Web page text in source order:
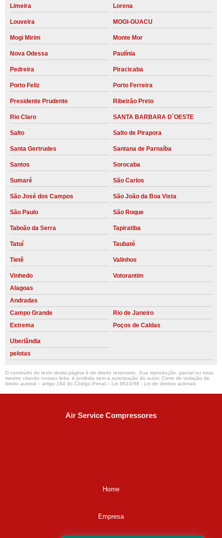
Limeira Lorena
Louveira MOGI-GUACU
Mogi Mirim Monte Mor
Nova Odessa Paulínia
Pedreira Piracicaba
Porto Feliz Porto Ferreira
Presidente Prudente Ribeirão Preto
Rio Claro SANTA BARBARA D´OESTE
Salto Salto de Pirapora
Santa Gertrudes Santana de Parnaíba
Santos Sorocaba
Sumaré São Carlos
São José dos Campos São João da Boa Vista
São Paulo São Roque
Taboão da Serra Tapiratiba
Tatuí Taubaté
Tietê Valinhos
Vinhedo
Votorantim
Alagoas
Andradas
Campo Grande
Rio de Janeiro
Extrema
Poços de Caldas
Uberlândia
pelotas
O conteúdo do texto desta página é de direito reservado. Sua reprodução, parcial ou total,
mesmo citando nossos links, é proibida sem a autorização do autor. Crime de violação de
direito autoral – artigo 184 do Código Penal – Lei 9610/98 - Lei de direitos autorais.
Air Service Compressores
Home
Empresa